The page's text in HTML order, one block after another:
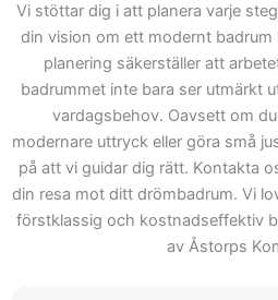
färdigt resultat. Därför kan
du förvänta dig att Skepiab
är det rätta valet när ditt
projekt börjar. Välkommen
att kontakta oss för att se
hur vi kan stödja dig med
ditt nästa projekt inom
badrumsrenovering.
Genom vårt prisförslag får
Vi stöttar dig i att planera varje
din vision om ett modernt badrum
planering säkerställer att
badrummet inte bara ser utmärkt
vardagsbehov. Oavsett om
modernare uttryck eller göra små
på att vi guidar dig rätt. Kontakta
din resa mot ditt drömbadrum. Vi
förstklassig och kostnadseffektiv
av Åstorps